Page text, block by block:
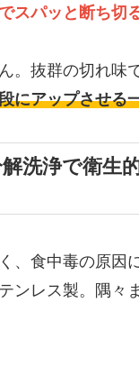
スパッと断ち切
。抜群の切れ味
にアップさせる
洗浄で衛生
、食中毒の原因
ンレス製。隅々